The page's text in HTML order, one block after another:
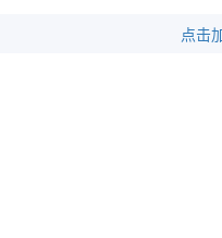
点击